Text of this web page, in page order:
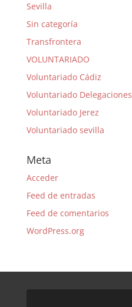
Sevilla
Sin categoría
Transfrontera
VOLUNTARIADO
Voluntariado Cádiz
Voluntariado Delegaciones
Voluntariado Jerez
Voluntariado sevilla
Meta
Acceder
Feed de entradas
Feed de comentarios
WordPress.org